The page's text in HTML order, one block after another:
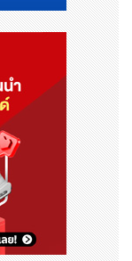
นีท่าบกท่านาแล้ง
ร
บไป-กลับ โดยใช้ตู้
พร้อมติดตั้งอุปกร
ศุลกากร คุณภาพก
ขนส่ง ต้นทุนการขน
ฟ และรูปแบบการ